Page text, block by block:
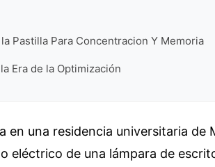
Pastilla Para Concentracion Y Memoria
Era de la Optimización
en una residencia universitaria de
eléctrico de una lámpara de